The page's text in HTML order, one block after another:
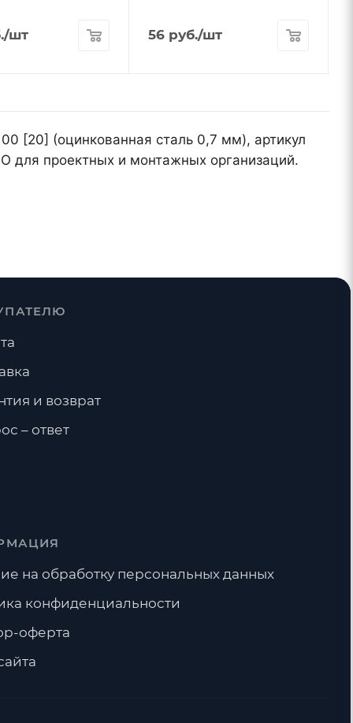
/шт 56 руб./шт
[20] (оцинкованная сталь 0,7 мм), артикул
проектных и монтажных организаций.
и возврат
– ответ
на обработку персональных данных
конфиденциальности
оферта